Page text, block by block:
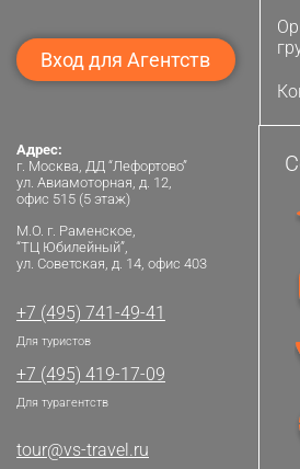
Вход для Агентств
Адрес:
г. Москва, ДД “Лефортово”
ул. Авиамоторная, д. 12,
офис 515 (5 этаж)
М.О. г. Раменское,
“ТЦ Юбилейный”,
ул. Советская, д. 14, офис 403
+7 (495) 741-49-41
Для туристов
+7 (495) 419-17-09
Для турагентств
tour@vs-travel.ru